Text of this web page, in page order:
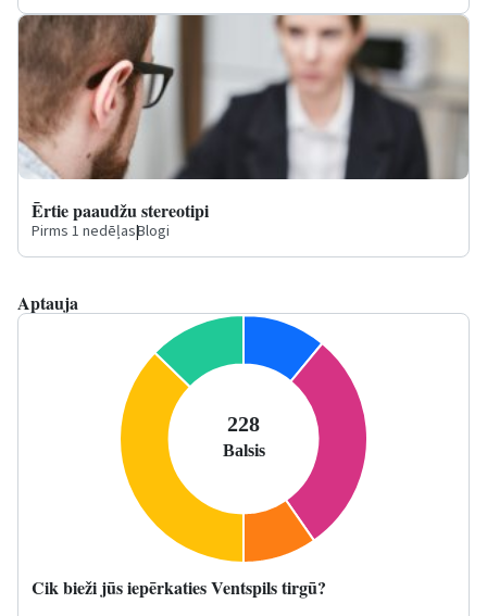
Ērtie paaudžu stereotipi
Pirms 1 nedēļas|Blogi
Aptauja
Cik bieži jūs iepērkaties Ventspils tirgū?